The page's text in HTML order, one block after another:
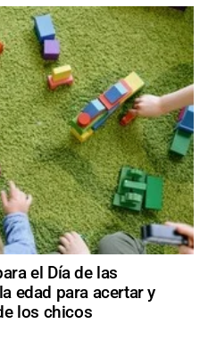
el Día de las
edad para acertar y
los chicos